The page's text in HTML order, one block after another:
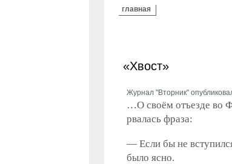
ВЫ ЗДЕСЬ
главная
«Хвост»
Журнал "Вторник"
…О сво­ём отъ­ез­де во
рва­лась фра­за:
— Если бы не
бы­ло яс­но.